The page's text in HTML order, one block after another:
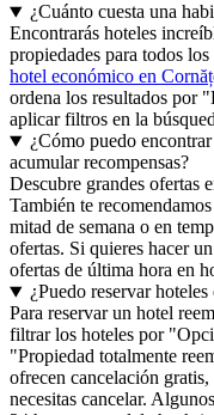
¿Cuánto cuesta una
Encontrarás hoteles
propiedades para todos
hotel económico en
ordena los resultados por
aplicar filtros en la
¿Cómo puedo
acumular recompensas?
Descubre grandes ofertas
También te
mitad de semana o en
ofertas. Si quieres hacer
ofertas de última hora en
¿Puedo reservar
Para reservar un hotel
filtrar los hoteles por
"Propiedad totalmente
ofrecen cancelación
necesitas cancelar.